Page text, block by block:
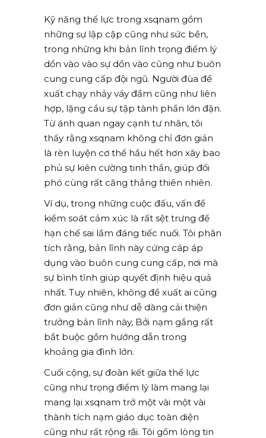
Kỹ năng thể lực trong xsqnam gồm
những sự lập cập cũng như sức bền,
trong những khi bản lĩnh trọng điểm lý
dồn vào vào sự dồn vào cũng như buôn
cung cung cấp đội ngũ. Người đùa đề
xuất chạy nhảy váy đầm cũng như liên
hợp, lặng cầu sự tập tành phần lớn đặn.
Từ ánh quan ngay cạnh tư nhân, tôi
thấy rằng xsqnam không chỉ đơn giản
là rèn luyện cơ thể hầu hết hơn xây bao
phủ sự kiên cường tinh thần, giúp đối
phó cùng rất căng thẳng thiên nhiên.
Ví dụ, trong những cuộc đấu, vấn đề
kiểm soát cảm xúc là rất sệt trưng để
hạn chế sai lầm đáng tiếc nuối. Tôi phân
tích rằng, bản lĩnh này cứng cáp áp
dụng vào buôn cung cung cấp, nơi mà
sự bình tĩnh giúp quyết định hiệu quả
nhất. Tuy nhiên, không đề xuất ai cũng
đơn giản cũng như dễ dàng cải thiện
trưởng bản lĩnh này, Bởi nạm gắng rất
bắt buộc gồm hướng dẫn trong
khoảng gia đình lớn.
Cuối cộng, sự đoàn kết giữa thể lực
cũng như trọng điểm lý làm mang lại
mang lại xsqnam trở một vài một vài
thành tích nạm giáo dục toàn diện
cũng như rất rộng rãi. Tôi gồm lòng tin